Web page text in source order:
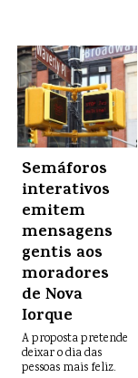
Semáforos
interativos
emitem
mensagens
gentis aos
moradores
de Nova
Iorque
A proposta pretende
deixar o dia das
pessoas mais feliz.